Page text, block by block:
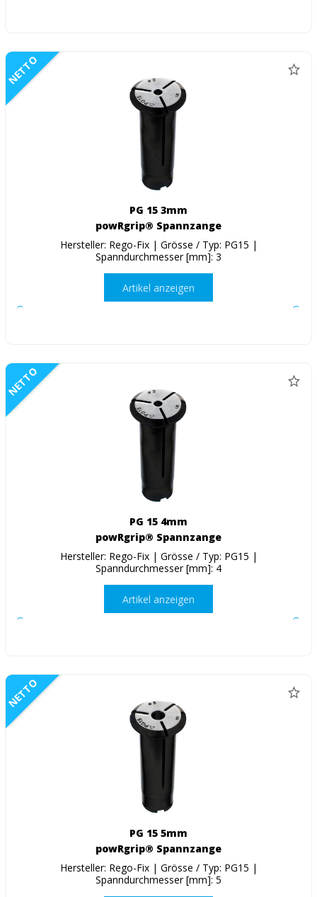
NETTO
PG 15 3mm
powRgrip® Spannzange
Hersteller: Rego-Fix | Grösse / Typ: PG15 |
Spanndurchmesser [mm]: 3
Artikel anzeigen
NETTO
PG 15 4mm
powRgrip® Spannzange
Hersteller: Rego-Fix | Grösse / Typ: PG15 |
Spanndurchmesser [mm]: 4
Artikel anzeigen
NETTO
PG 15 5mm
powRgrip® Spannzange
Hersteller: Rego-Fix | Grösse / Typ: PG15 |
Spanndurchmesser [mm]: 5